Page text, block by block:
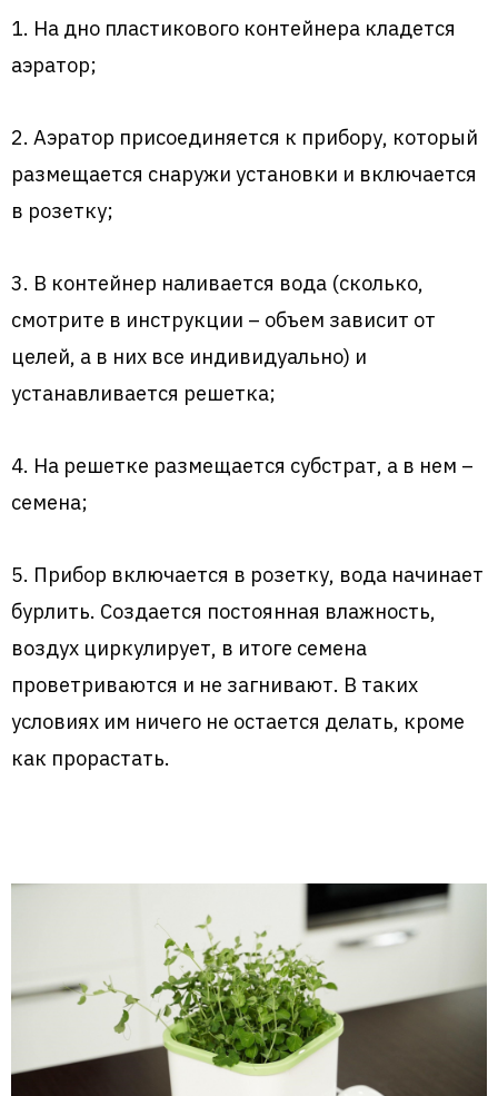
1. На дно пластикового контейнера кладется
аэратор;
2. Аэратор присоединяется к прибору, который
размещается снаружи установки и включается
в розетку;
3. В контейнер наливается вода (сколько,
смотрите в инструкции – объем зависит от
целей, а в них все индивидуально) и
устанавливается решетка;
4. На решетке размещается субстрат, а в нем –
семена;
5. Прибор включается в розетку, вода начинает
бурлить. Создается постоянная влажность,
воздух циркулирует, в итоге семена
проветриваются и не загнивают. В таких
условиях им ничего не остается делать, кроме
как прорастать.